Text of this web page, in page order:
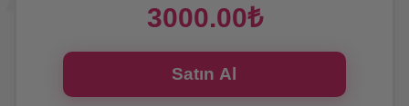
3000.00₺
Satın Al